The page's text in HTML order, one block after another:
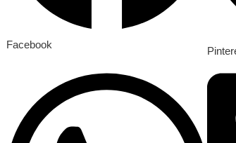
Facebook